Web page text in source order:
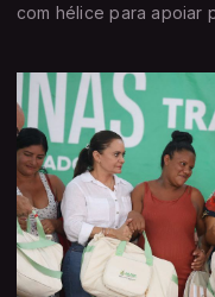
com hélice para apoiar